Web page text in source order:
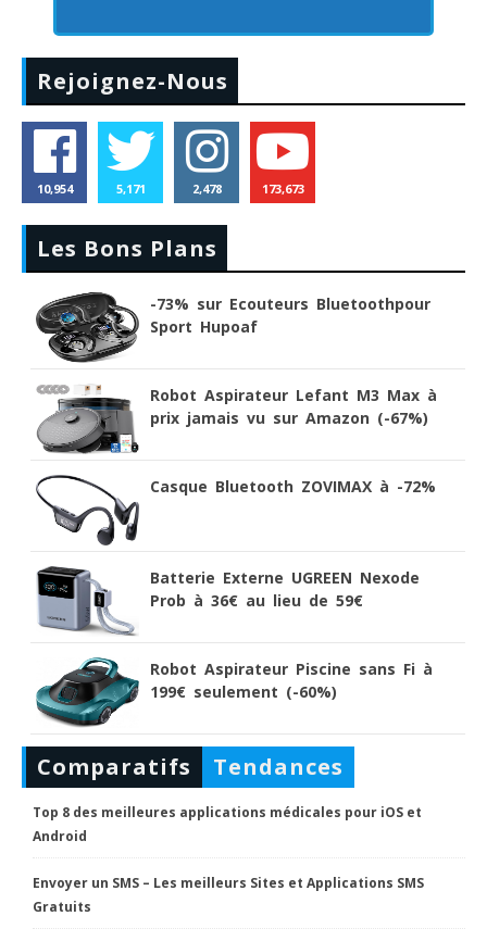
Rejoignez-Nous
10,954 5,171 2,478 173,673
Les Bons Plans
-73% sur Ecouteurs Bluetoothpour
Sport Hupoaf
Robot Aspirateur Lefant M3 Max à
prix jamais vu sur Amazon (-67%)
Casque Bluetooth ZOVIMAX à -72%
Batterie Externe UGREEN Nexode
Prob à 36€ au lieu de 59€
Robot Aspirateur Piscine sans Fi à
199€ seulement (-60%)
Comparatifs Tendances
Top 8 des meilleures applications médicales pour iOS et
Android
Envoyer un SMS – Les meilleurs Sites et Applications SMS
Gratuits